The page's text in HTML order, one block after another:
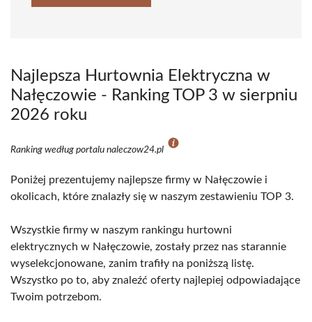
Najlepsza Hurtownia Elektryczna w
Nałęczowie - Ranking TOP 3 w sierpniu
2026 roku
Ranking według portalu naleczow24.pl
Poniżej prezentujemy najlepsze firmy w Nałęczowie i
okolicach, które znalazły się w naszym zestawieniu TOP 3.
Wszystkie firmy w naszym rankingu hurtowni
elektrycznych w Nałęczowie, zostały przez nas starannie
wyselekcjonowane, zanim trafiły na poniższą listę.
Wszystko po to, aby znaleźć oferty najlepiej odpowiadające
Twoim potrzebom.